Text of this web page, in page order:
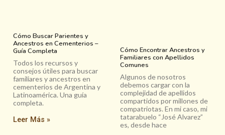
Cómo Buscar Parientes y
Ancestros en Cementerios –
Guía Completa
Todos los recursos y
consejos útiles para buscar
familiares y ancestros en
cementerios de Argentina y
Latinoamérica. Una guía
completa.
Leer Más »
Cómo Encontrar Ancestros y
Familiares con Apellidos
Comunes
Algunos de nosotros
debemos cargar con la
complejidad de apellidos
compartidos por millones de
compatriotas. En mi caso, mi
tatarabuelo “José Alvarez”
es, desde hace